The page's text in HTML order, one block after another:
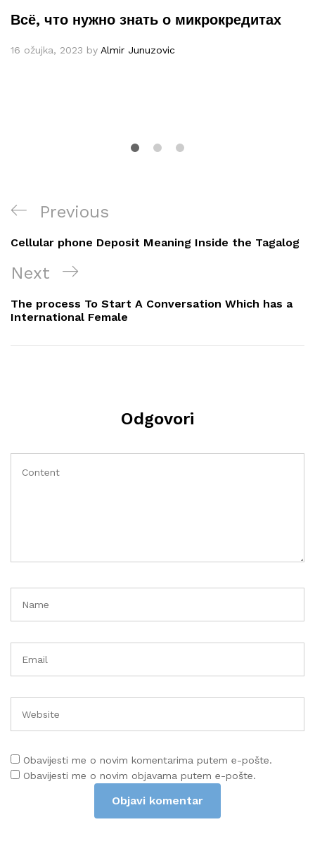
Всё, что нужно знать о микрокредитах
16 ožujka, 2023 by Almir Junuzovic
Navigacija
objava
Previous
Post
Previous
Cellular phone Deposit Meaning Inside the Tagalog
Next
Post
Next
The process To Start A Conversation Which has a
International Female
Odgovori
Obavijesti me o novim komentarima putem e-pošte.
Obavijesti me o novim objavama putem e-pošte.